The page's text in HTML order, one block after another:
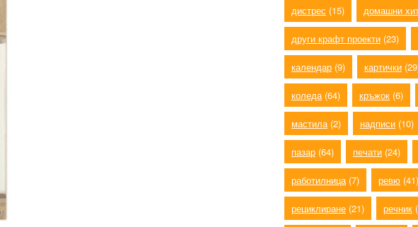
дистрес (15) домашни
други крафт проекти (23)
календар (9) картички
коледа (64) кръжок (6)
мастила (2) надписи (10)
пазар (64) печати (24)
работилница (7) ревю (41)
рециклиране (21) речник